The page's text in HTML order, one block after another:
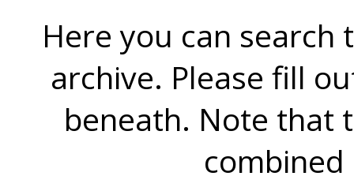
Here you can search
archive. Please fill
beneath. Note that
combined